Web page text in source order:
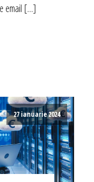
email […]
27 ianuarie 2024